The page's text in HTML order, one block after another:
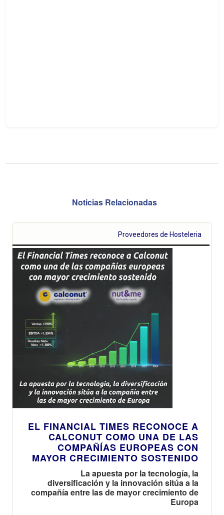
Noticias Relacionadas
Proveedores de Hosteleria
EL FINANCIAL TIMES RECONOCE A
CALCONUT COMO UNA DE LAS
COMPAÑÍAS EUROPEAS CON
MAYOR CRECIMIENTO SOSTENIDO
La apuesta por la tecnología, la
diversificación y la innovación sitúa a la
compañía entre las de mayor crecimiento de
Europa